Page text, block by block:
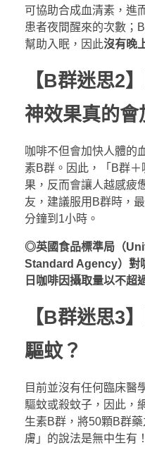
可協助合成血清素，進
患者夜間醒來的次數；
幫助入眠，因此沒有晚
【B群迷思2
神效果真的會
咖啡不但會加快人體的
素B群。因此，「B群
果，反而會讓人越感疲
友，建議服用B群時，
分鐘到1小時。
◎英國食品標準局（
Standard Agency）對
日咖啡因攝取量以不超
【B群迷思3
驅蚊？
目前並沒有任何臨床醫
驅蚊或殺蚊子，因此，
生素B群，將50顆B群
膚」的說法是無中生有！